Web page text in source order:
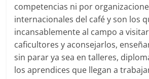
competencias ni por
internacionales del café y son los
incansablemente al campo a
caficultores y aconsejarlos,
sin parar ya sea en talleres,
los aprendices que llegan a